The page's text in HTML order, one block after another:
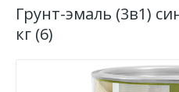
Грунт-эмаль (3в1)
кг (6)